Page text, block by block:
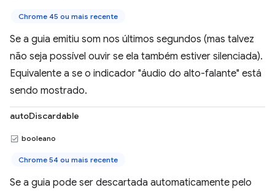
Chrome 45 ou mais recente
Se a guia emitiu som nos últimos segundos (mas talvez
não seja possível ouvir se ela também estiver silenciada).
Equivalente a se o indicador "áudio do alto-falante" está
sendo mostrado.
autoDiscardable
booleano
Chrome 54 ou mais recente
Se a guia pode ser descartada automaticamente pelo